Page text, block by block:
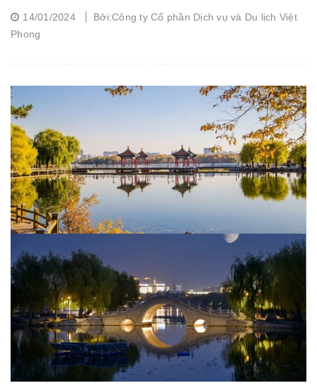
14/01/2024
Bởi:Công ty Cổ phần Dịch vụ và Du lịch Việt
Phong